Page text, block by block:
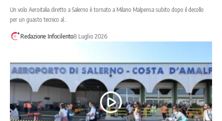
Un volo Aeroitalia diretto a Salerno è tornato a Milano Malpensa subito dopo il decollo
per un guasto tecnico al…
Redazione Infocilento8 Luglio 2026